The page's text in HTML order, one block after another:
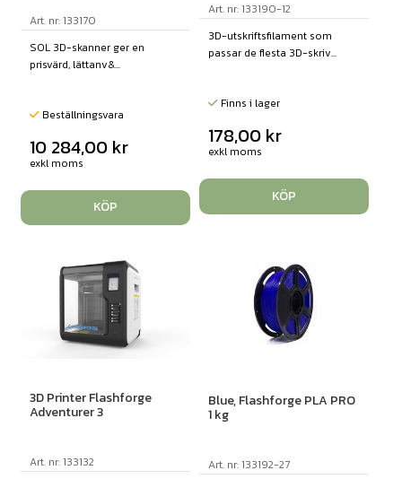
Art. nr: 133170
SOL 3D-skanner ger en
prisvärd, lättanv&...
Beställningsvara
10 284,00 kr
exkl moms
KÖP
Art. nr: 133190-12
3D-utskriftsfilament som
passar de flesta 3D-skriv...
Finns i lager
178,00 kr
exkl moms
KÖP
3D Printer Flashforge
Adventurer 3
Art. nr: 133132
Blue, Flashforge PLA PRO
1 kg
Art. nr: 133192-27